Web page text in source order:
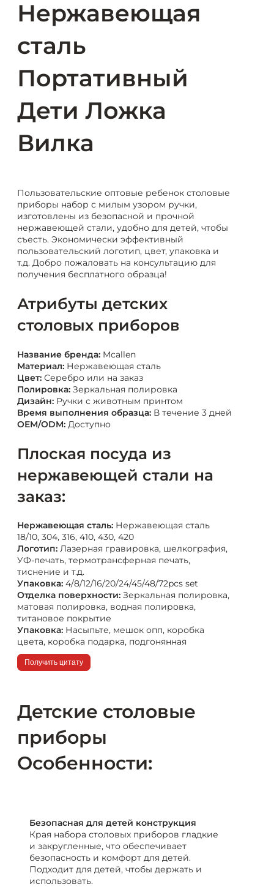
Нержавеющая
сталь
Портативный
Дети Ложка
Вилка
Пользовательские оптовые ребенок столовые
приборы набор с милым узором ручки,
изготовлены из безопасной и прочной
нержавеющей стали, удобно для детей, чтобы
съесть. Экономически эффективный
пользовательский логотип, цвет, упаковка и
т.д. Добро пожаловать на консультацию для
получения бесплатного образца!
Атрибуты детских
столовых приборов
Название бренда: Mcallen
Материал: Нержавеющая сталь
Цвет: Серебро или на заказ
Полировка: Зеркальная полировка
Дизайн: Ручки с животным принтом
Время выполнения образца: В течение 3 дней
OEM/ODM: Доступно
Плоская посуда из
нержавеющей стали на
заказ:
Нержавеющая сталь: Нержавеющая сталь
18/10, 304, 316, 410, 430, 420
Логотип: Лазерная гравировка, шелкография,
УФ-печать, термотрансферная печать,
тиснение и т.д.
Упаковка: 4/8/12/16/20/24/45/48/72pcs set
Отделка поверхности: Зеркальная полировка,
матовая полировка, водная полировка,
титановое покрытие
Упаковка: Насыпьте, мешок опп, коробка
цвета, коробка подарка, подгонянная
Получить цитату
Детские столовые
приборы
Особенности:
Безопасная для детей конструкция
Края набора столовых приборов гладкие
и закругленные, что обеспечивает
безопасность и комфорт для детей.
Подходит для детей, чтобы держать и
использовать.